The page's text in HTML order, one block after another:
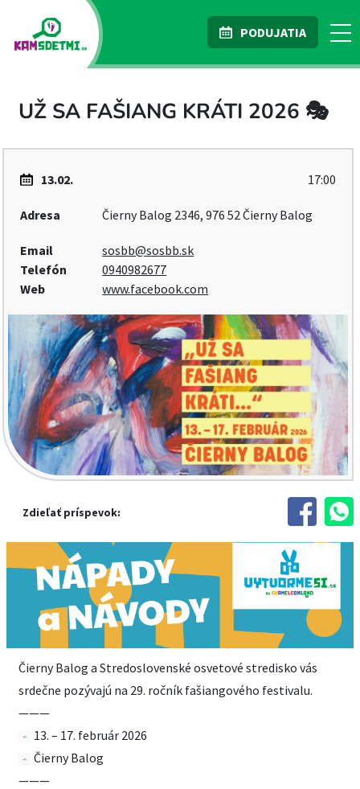
PODUJATIA
UŽ SA FAŠIANG KRÁTI 2026 🎭
13.02. 17:00
Adresa Čierny Balog 2346, 976 52 Čierny Balog
Email
sosbb@sosbb.sk
Telefón
0940982677
Web
www.facebook.com
Zdieľať príspevok:
Čierny Balog a Stredoslovenské osvetové stredisko vás
srdečne pozývajú na 29. ročník fašiangového festivalu.
———
13. – 17. február 2026
Čierny Balog
———